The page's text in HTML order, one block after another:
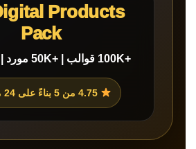
Products
Pack
+100K قوالب | +50K مورد | +5M كتاب
4.75 من 5 بناءً على 24 مراجعة